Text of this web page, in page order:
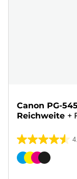
Canon PG-
Reichweite +
4.5
von
Farbpatrone